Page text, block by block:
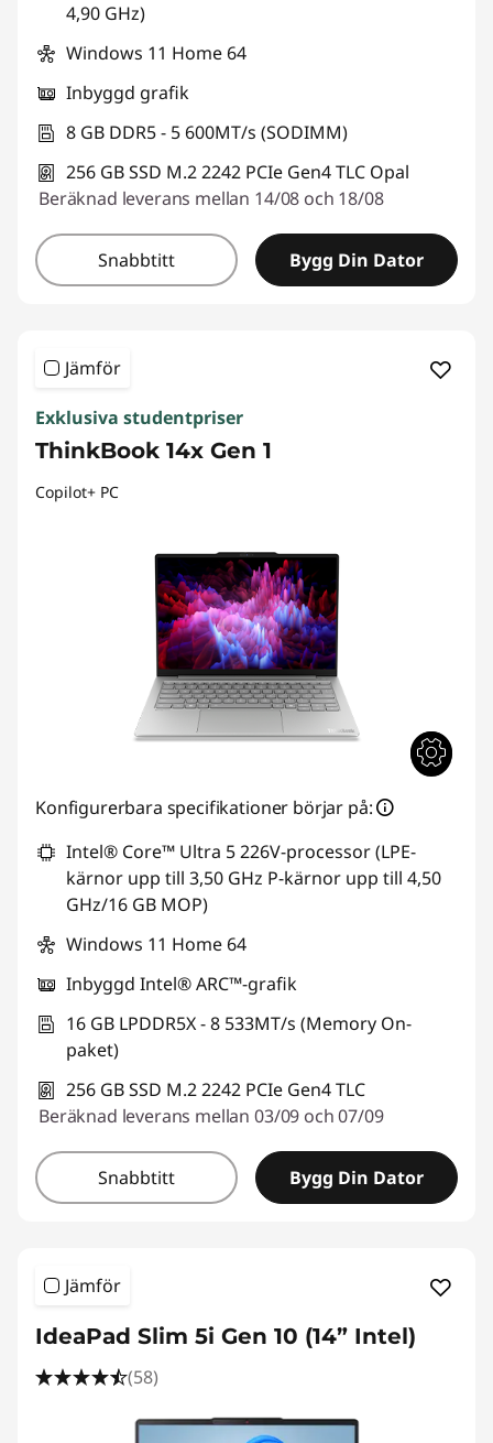
4,90 GHz)
Windows 11 Home 64
Inbyggd grafik
8 GB DDR5 - 5 600MT/s (SODIMM)
256 GB SSD M.2 2242 PCIe Gen4 TLC Opal
Beräknad leverans mellan 14/08 och 18/08
Snabbtitt Bygg Din Dator
Jämför
Exklusiva studentpriser
ThinkBook 14x Gen 1
Copilot+ PC
Konfigurerbara specifikationer börjar på:
Intel® Core™ Ultra 5 226V-processor (LPE-
kärnor upp till 3,50 GHz P-kärnor upp till 4,50
GHz/16 GB MOP)
Windows 11 Home 64
Inbyggd Intel® ARC™-grafik
16 GB LPDDR5X - 8 533MT/s (Memory On-
paket)
256 GB SSD M.2 2242 PCIe Gen4 TLC
Beräknad leverans mellan 03/09 och 07/09
Snabbtitt Bygg Din Dator
Jämför
IdeaPad Slim 5i Gen 10 (14” Intel)
(58)